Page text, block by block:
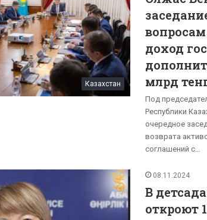
Казахстан
вопросам
доход
млрд
Под
Республики
очередное
возврата
соглашений с…
08.11.2024
В
откроют